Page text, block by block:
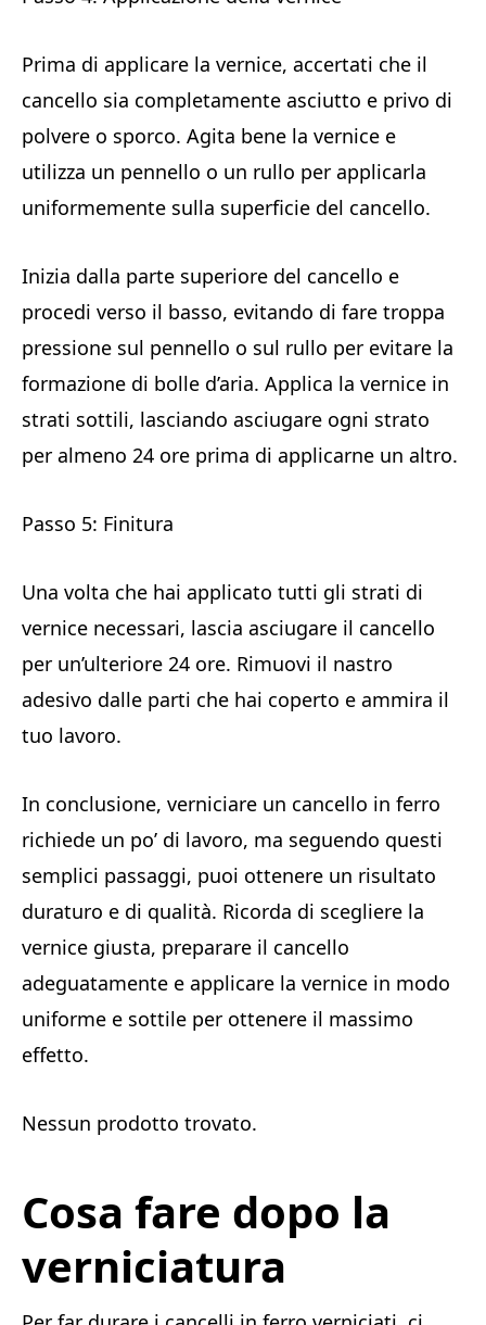
Prima di applicare la vernice, accertati che il
cancello sia completamente asciutto e privo di
polvere o sporco. Agita bene la vernice e
utilizza un pennello o un rullo per applicarla
uniformemente sulla superficie del cancello.
Inizia dalla parte superiore del cancello e
procedi verso il basso, evitando di fare troppa
pressione sul pennello o sul rullo per evitare la
formazione di bolle d’aria. Applica la vernice in
strati sottili, lasciando asciugare ogni strato
per almeno 24 ore prima di applicarne un altro.
Passo 5: Finitura
Una volta che hai applicato tutti gli strati di
vernice necessari, lascia asciugare il cancello
per un’ulteriore 24 ore. Rimuovi il nastro
adesivo dalle parti che hai coperto e ammira il
tuo lavoro.
In conclusione, verniciare un cancello in ferro
richiede un po’ di lavoro, ma seguendo questi
semplici passaggi, puoi ottenere un risultato
duraturo e di qualità. Ricorda di scegliere la
vernice giusta, preparare il cancello
adeguatamente e applicare la vernice in modo
uniforme e sottile per ottenere il massimo
effetto.
Nessun prodotto trovato.
Cosa fare dopo la
verniciatura